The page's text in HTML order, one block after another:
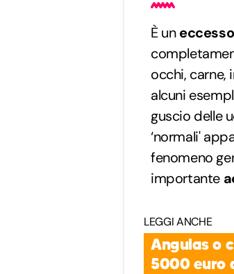
È un
occhi, carne,
alcuni
guscio delle
‘normali'
fenomeno
importante
LEGGI ANCHE
Angulas o
5000 euro